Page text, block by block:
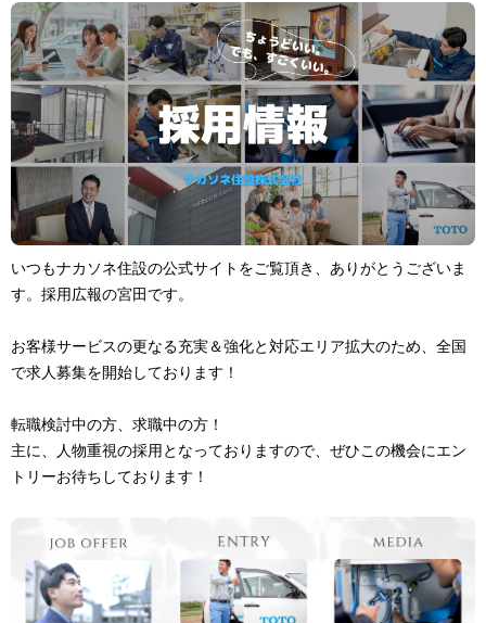
いつもナカソネ住設の公式サイトをご覧頂き、ありがとうございま
す。採用広報の宮田です。
お客様サービスの更なる充実＆強化と対応エリア拡大のため、全国
で求人募集を開始しております！
転職検討中の方、求職中の方！
主に、人物重視の採用となっておりますので、ぜひこの機会にエン
トリーお待ちしております！